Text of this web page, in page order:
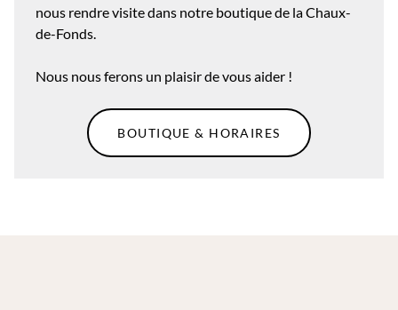
nous rendre visite dans notre boutique de la Chaux-
de-Fonds.
Nous nous ferons un plaisir de vous aider !
BOUTIQUE & HORAIRES